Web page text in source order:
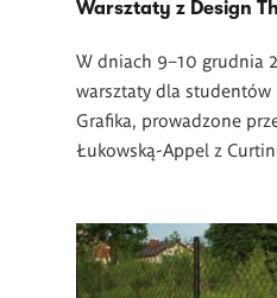
Warsztaty z Design
W dniach 9–10 grudnia
warsztaty dla studentów
Grafika, prowadzone
Łukowską-Appel z